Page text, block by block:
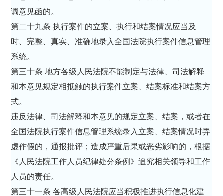
调意见函的。
第二十九条 执行案件的立案、执行和结案情况应当及
时、完整、真实、准确地录入全国法院执行案件信息管理
系统。
第三十条 地方各级人民法院不能制定与法律、司法解释
和本意见规定相抵触的执行案件立案、结案标准和结案方
式。
违反法律、司法解释和本意见的规定立案、结案，或者在
全国法院执行案件信息管理系统录入立案、结案情况时弄
虚作假的，通报批评；造成严重后果或恶劣影响的，根据
《人民法院工作人员纪律处分条例》追究相关领导和工作
人员的责任。
第三十一条 各高级人民法院应当积极推进执行信息化建